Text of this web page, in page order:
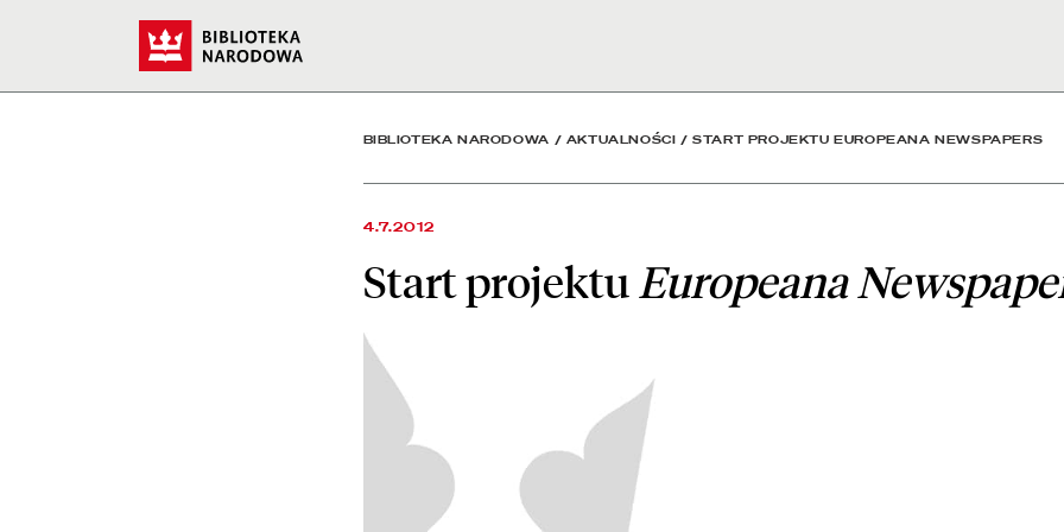
Start projektu Europeana Newspapers -
BIBLIOTEKA NARODOWA / AKTUALNOŚCI /START PROJEKTU EUROPEANA NEWSPAPERS
4.7.2012
Start projektuEuropeana